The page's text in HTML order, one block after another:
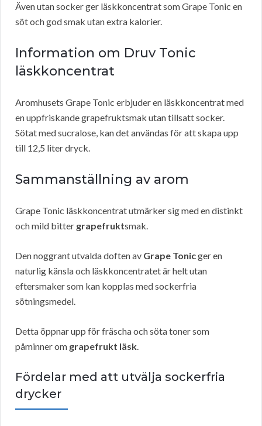
Även utan socker ger läskkoncentrat som Grape Tonic en
söt och god smak utan extra kalorier.
Information om Druv Tonic
läskkoncentrat
Aromhusets Grape Tonic erbjuder en läskkoncentrat med
en uppfriskande grapefruktsmak utan tillsatt socker.
Sötat med sucralose, kan det användas för att skapa upp
till 12,5 liter dryck.
Sammanställning av arom
Grape Tonic läskkoncentrat utmärker sig med en distinkt
och mild bitter grapefruktsmak.
Den noggrant utvalda doften av Grape Tonicger en
naturlig känsla och läskkoncentratet är helt utan
eftersmaker som kan kopplas med sockerfria
sötningsmedel.
Detta öppnar upp för fräscha och söta toner som
påminner om grapefrukt läsk.
Fördelar med att utvälja sockerfria
drycker